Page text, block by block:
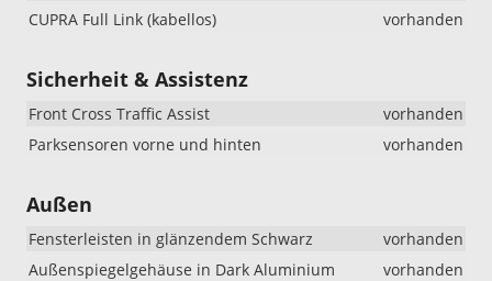
CUPRA Full Link (kabellos)
vorhanden
Sicherheit & Assistenz
Front Cross Traffic Assist
vorhanden
Parksensoren vorne und hinten
vorhanden
Außen
Fensterleisten in glänzendem Schwarz
vorhanden
Außenspiegelgehäuse in Dark Aluminium
vorhanden